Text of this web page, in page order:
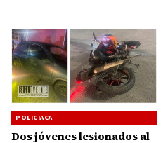
POLICIACA
Dos jóvenes lesionados al